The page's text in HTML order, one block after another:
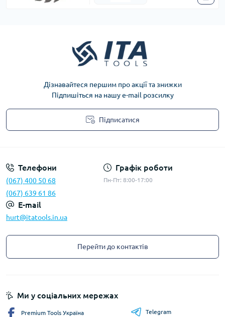
Дізнавайтеся першим про акції та знижки
Підпишіться на нашу e-mail розсилку
Підписатися
Телефони
(067) 400 50 68
(067) 639 61 86
Графік роботи
Пн-Пт: 8:00-17:00
E-mail
hurt@itatools.in.ua
Перейти до контактів
Ми у соціальних мережах
Premium Tools Україна Telegram